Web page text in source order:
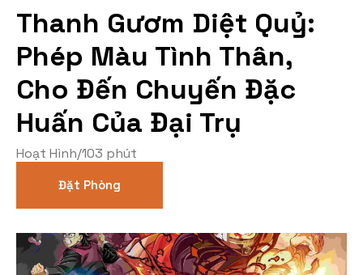
Cơ sở Nghĩa Đô
Phim Đang Hot
Phim sắp chiếu
Thể loại phim
Phim kinh dị
Hoạt hình
Hành động
Khuyến Mãi
Tin Tức
Thanh Gươm Diệt Quỷ:
Phép Màu Tình Thân,
Cho Đến Chuyến Đặc
Huấn Của Đại Trụ
Hoạt Hình/103 phút
Đặt Phòng